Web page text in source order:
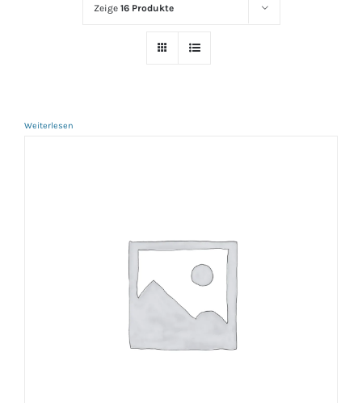
Zeige 16 Produkte
Weiterlesen